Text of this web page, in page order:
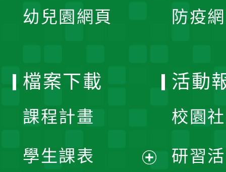
幼兒園網頁 防疫
檔案下載
課程計畫
學生課表
活動
校園
研習